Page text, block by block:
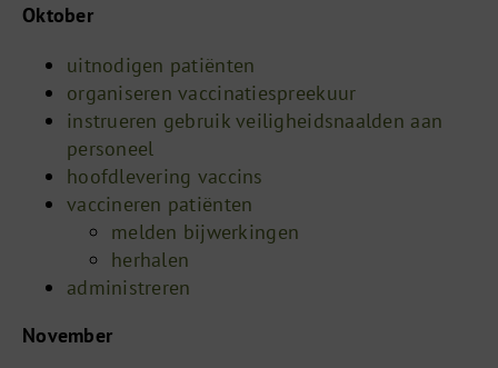
Oktober
uitnodigen patiënten
organiseren vaccinatiespreekuur
instrueren gebruik veiligheidsnaalden aan
personeel
hoofdlevering vaccins
vaccineren patiënten
melden bijwerkingen
herhalen
administreren
November